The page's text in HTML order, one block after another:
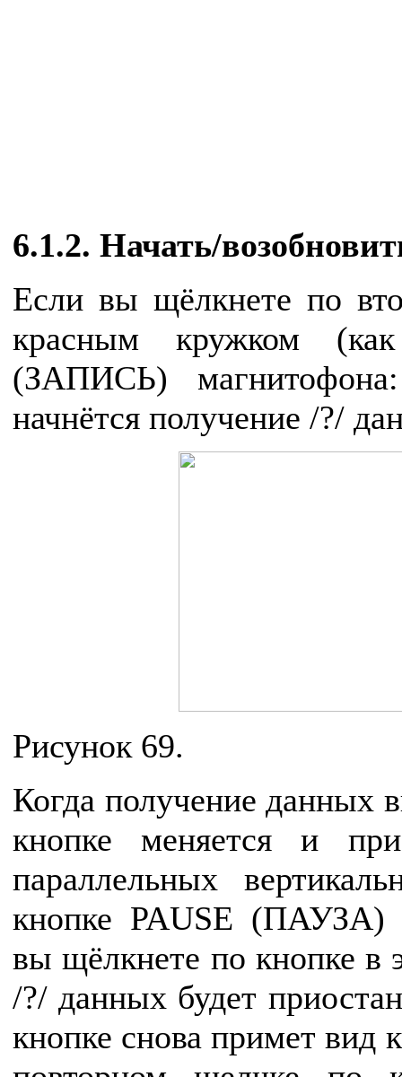
6.1.2. Начать/
Если вы щёлкнете по
красным кружком
(ЗАПИСЬ)
начнётся получение /?/
Рисунок 69.
Когда получение данных
кнопке меняется и
параллельных
кнопке PAUSE (ПАУЗА)
вы щёлкнете по кнопке в
/?/ данных будет
кнопке снова примет вид